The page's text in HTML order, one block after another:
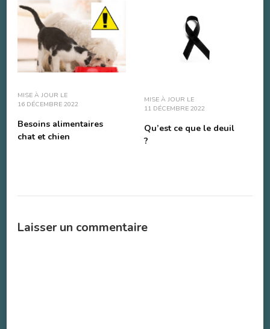
MISE À JOUR LE
16 DÉCEMBRE 2022
Besoins alimentaires
chat et chien
MISE À JOUR LE
11 DÉCEMBRE 2022
Qu’est ce que le deuil
?
Laisser un commentaire